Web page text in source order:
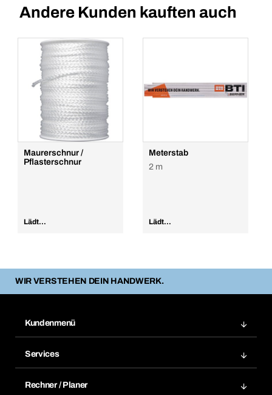
Andere Kunden kauften auch
Maurerschnur /
Pflasterschnur
Lädt...
Meterstab
2 m
Lädt...
WIR VERSTEHEN DEIN HANDWERK.
Kundenmenü
Rechnungen
Services
Rechner / Planer